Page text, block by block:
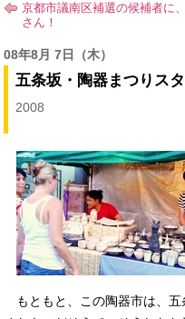
京都市議南区補選の候補者に
さん！
08年8月 7日 （木）
五条坂・陶器まつりス
2008
もともと、この陶器市は、五